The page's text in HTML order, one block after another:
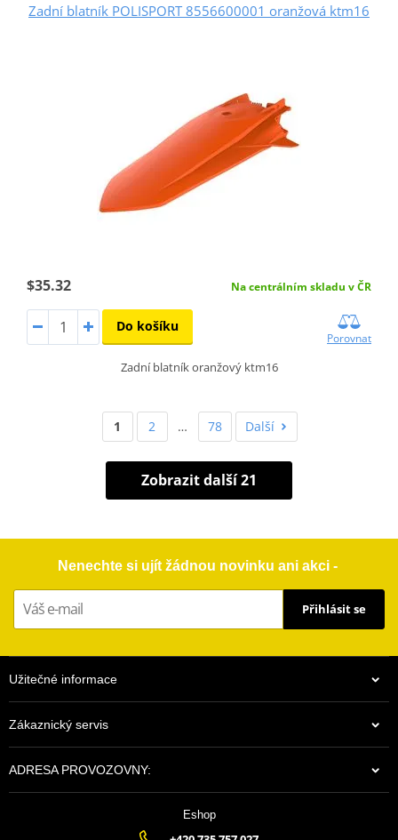
Zadní blatník POLISPORT 8556600001 oranžová ktm16
$35.32 Na centrálním skladu v ČR
Do košíku
Porovnat
Zadní blatník oranžový ktm16
1 2 … 78 Další
Zobrazit další 21
Nenechte si ujít žádnou novinku ani akci -
Přihlásit se
Užitečné informace
Zákaznický servis
ADRESA PROVOZOVNY:
Eshop